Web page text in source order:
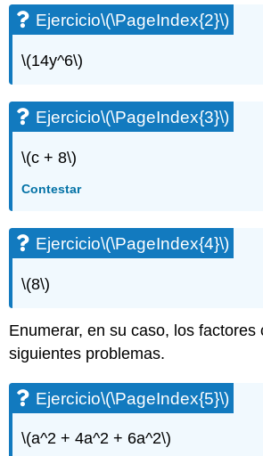
(\PageIndex{6}\)
(\PageIndex{7}\)
Ejercicio\
(\PageIndex{9}\)
Ejercicio\
Ejercicio\
Ejercicio\
(\PageIndex{12}\)
(\PageIndex{14}\)
Ejercicio\
Ejercicio\
(\PageIndex{16}\)
Ejercicio\
(\PageIndex{17}\)
Ejercicio\(\PageIndex{2}\)
\(14y^6\)
Ejercicio\(\PageIndex{3}\)
\(c + 8\)
Contestar
Ejercicio\(\PageIndex{4}\)
\(8\)
Enumerar, en su caso, los factores
siguientes problemas.
Ejercicio\(\PageIndex{5}\)
\(a^2 + 4a^2 + 6a^2\)